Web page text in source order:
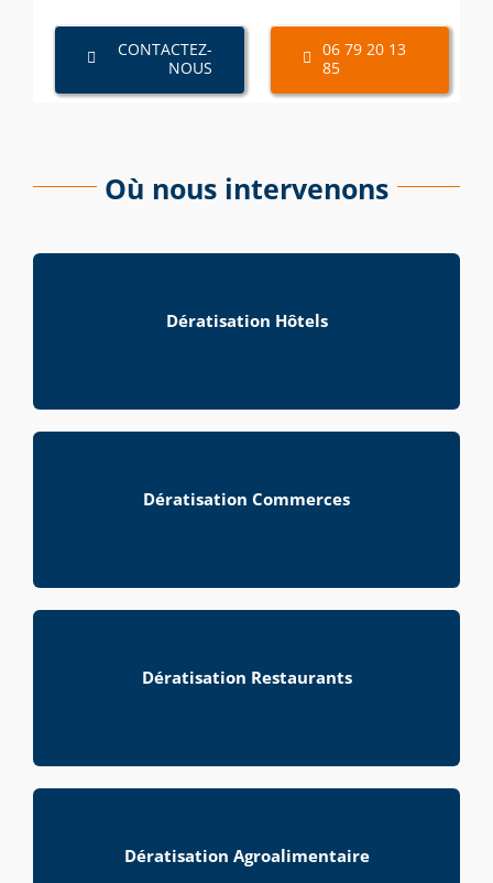
CONTACTEZ-
NOUS
06 79 20 13
85
Où nous intervenons
Dératisation Hôtels
Dératisation Commerces
Dératisation Restaurants
Dératisation Agroalimentaire